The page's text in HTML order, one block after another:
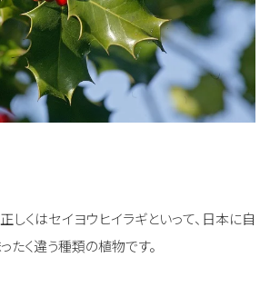
しくはセイヨウヒイラギといって、日本に自
たく違う種類の植物です。